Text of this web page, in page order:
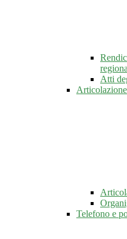
Atti
Telefono e